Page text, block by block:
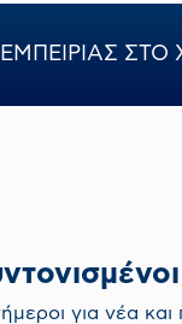
για νέα